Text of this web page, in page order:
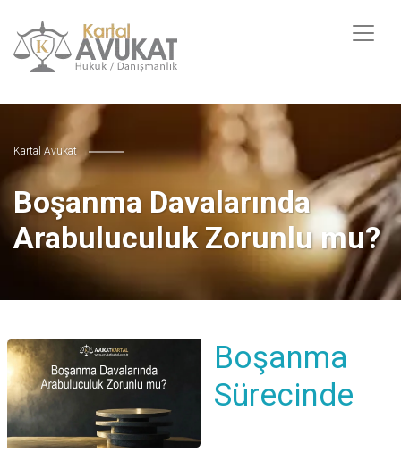
Kartal Avukat
Boşanma Davalarında
Arabuluculuk Zorunlu mu?
Boşanma
Sürecinde